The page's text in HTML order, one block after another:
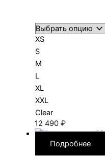
XS
S
M
L
XL
XXL
Clear
12 490 ₽
Подробнее